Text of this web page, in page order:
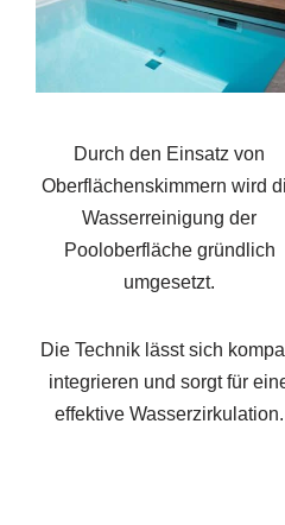
Durch den Einsatz von
Oberflächenskimmern wird
Wasserreinigung der
Pooloberfläche gründlich
umgesetzt.
Die Technik lässt sich
integrieren und sorgt für
effektive Wasserzirkulation.